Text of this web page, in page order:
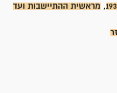
, מראשית ההתיישבות ועד